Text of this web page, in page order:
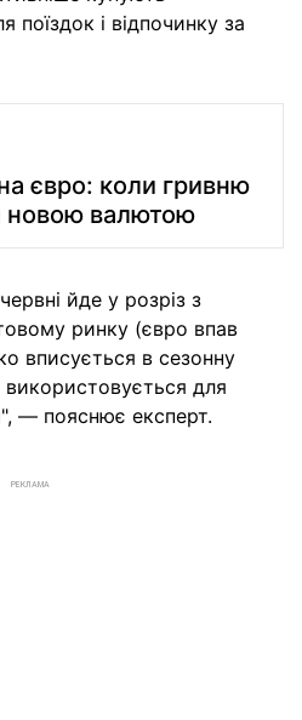
поїздок і відпочинку за
євро: коли гривню
новою валютою
йде у розріз з
ринку (євро впав
вписується в сезонну
використовується для
— пояснює експерт.
РЕКЛАМА